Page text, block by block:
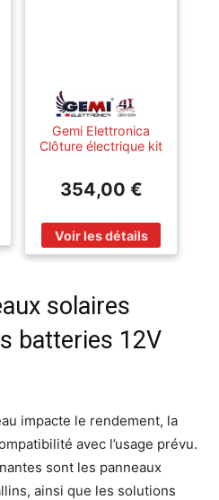
Gemi Elettronica
Clôture électrique kit
électrificateur 12 v et
6 mm² pour clôture
électrique gemi
354,00 €
solaires
batteries 12V
impacte le rendement, la
avec l’usage prévu.
sont les panneaux
ainsi que les solutions